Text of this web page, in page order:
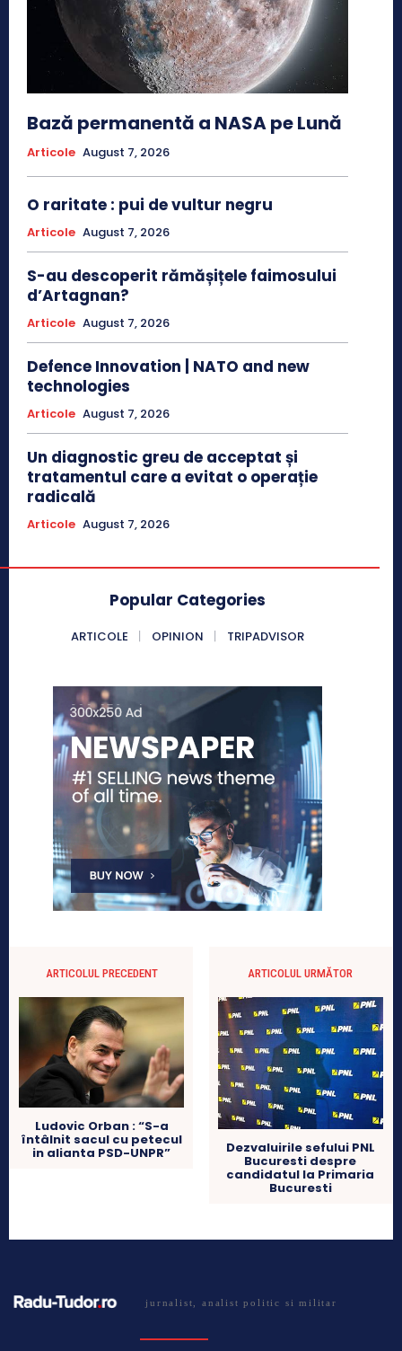
Bază permanentă a NASA pe Lună
Articole August 7, 2026
O raritate : pui de vultur negru
Articole August 7, 2026
S-au descoperit rămășițele faimosului
d’Artagnan?
Articole August 7, 2026
Defence Innovation | NATO and new
technologies
Articole August 7, 2026
Un diagnostic greu de acceptat și
tratamentul care a evitat o operație
radicală
Articole August 7, 2026
Popular Categories
ARTICOLE OPINION TRIPADVISOR
ARTICOLUL PRECEDENT
Ludovic Orban : “S-a
întâlnit sacul cu petecul
in alianta PSD-UNPR”
ARTICOLUL URMĂTOR
Dezvaluirile sefului PNL
Bucuresti despre
candidatul la Primaria
Bucuresti
jurnalist, analist politic si militar